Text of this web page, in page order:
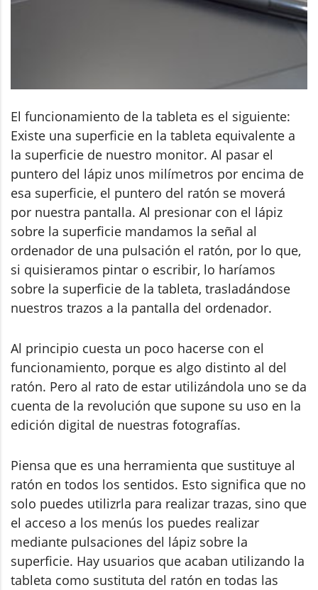
El funcionamiento de la tableta es el siguiente:
Existe una superficie en la tableta equivalente a
la superficie de nuestro monitor. Al pasar el
puntero del lápiz unos milímetros por encima de
esa superficie, el puntero del ratón se moverá
por nuestra pantalla. Al presionar con el lápiz
sobre la superficie mandamos la señal al
ordenador de una pulsación el ratón, por lo que,
si quisieramos pintar o escribir, lo haríamos
sobre la superficie de la tableta, trasladándose
nuestros trazos a la pantalla del ordenador.
Al principio cuesta un poco hacerse con el
funcionamiento, porque es algo distinto al del
ratón. Pero al rato de estar utilizándola uno se da
cuenta de la revolución que supone su uso en la
edición digital de nuestras fotografías.
Piensa que es una herramienta que sustituye al
ratón en todos los sentidos. Esto significa que no
solo puedes utilizrla para realizar trazas, sino que
el acceso a los menús los puedes realizar
mediante pulsaciones del lápiz sobre la
superficie. Hay usuarios que acaban utilizando la
tableta como sustituta del ratón en todas las